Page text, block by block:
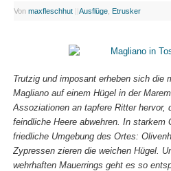
Von maxfleschhut ||Ausflüge, Etrusker
Trutzig und imposant erheben sich die
Magliano auf einem Hügel in der
Assoziationen an tapfere Ritter hervor,
feindliche Heere abwehren. In starkem
friedliche Umgebung des Ortes:
Zypressen zieren die weichen Hügel.
wehrhaften Mauerrings geht es so